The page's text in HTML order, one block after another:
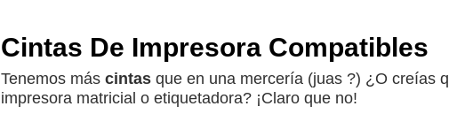
Cintas De Impresora Compatibles
Tenemos más cintasque en una mercería (juas ?) ¿O creías
impresora matricial o etiquetadora? ¡Claro que no!